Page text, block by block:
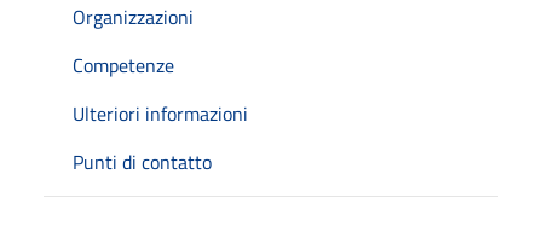
Organizzazioni
Competenze
Ulteriori informazioni
Punti di contatto